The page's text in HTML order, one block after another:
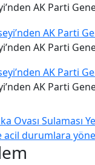
AK Parti
AK Parti
AK Parti
Ovası Sulaması
acil durumlara